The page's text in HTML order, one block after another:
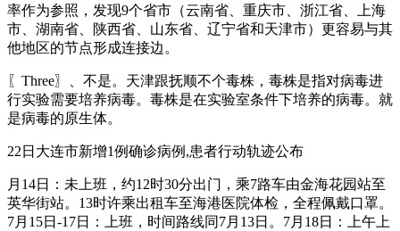
率作为参照，发现9个省市（云南省、重庆市、浙江省、上海
市、湖南省、陕西省、山东省、辽宁省和天津市）更容易与其
他地区的节点形成连接边。
〖Three〗、不是。天津跟抚顺不个毒株，毒株是指对病毒进
行实验需要培养病毒。毒株是在实验室条件下培养的病毒。就
是病毒的原生体。
22日大连市新增1例确诊病例,患者行动轨迹公布
月14日：未上班，约12时30分出门，乘7路车由金海花园站至
英华街站。13时许乘出租车至海港医院体检，全程佩戴口罩。
7月15日-17日：上班，时间路线同7月13日。7月18日：上午上